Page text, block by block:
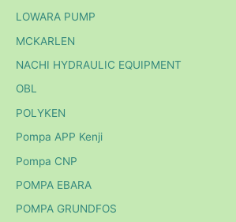
LOWARA PUMP
MCKARLEN
NACHI HYDRAULIC EQUIPMENT
OBL
POLYKEN
Pompa APP Kenji
Pompa CNP
POMPA EBARA
POMPA GRUNDFOS